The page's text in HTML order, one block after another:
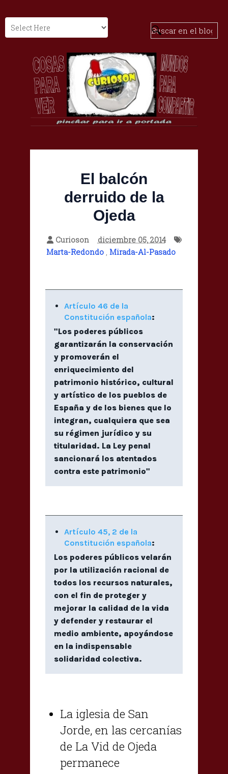
El balcón
derruido de la
Ojeda
Curioson
diciembre 05, 2014
Marta-Redondo , Mirada-Al-Pasado
Artículo 46 de la
Constitución española:
"Los poderes públicos
garantizarán la conservación
y promoverán el
enriquecimiento del
patrimonio histórico, cultural
y artístico de los pueblos de
España y de los bienes que lo
integran, cualquiera que sea
su régimen jurídico y su
titularidad. La Ley penal
sancionará los atentados
contra este patrimonio"
Artículo 45, 2 de la
Constitución española:
Los poderes públicos velarán
por la utilización racional de
todos los recursos naturales,
con el fin de proteger y
mejorar la calidad de la vida
y defender y restaurar el
medio ambiente, apoyándose
en la indispensable
solidaridad colectiva.
La iglesia de San
Jorde, en las cercanías
de La Vid de Ojeda
permanece